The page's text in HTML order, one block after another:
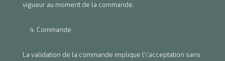
vigueur au moment de la commande.
Commande
La validation de la commande implique l\'acceptation sans